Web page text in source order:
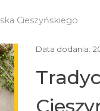
Cieszyńskiego
Data dodania: